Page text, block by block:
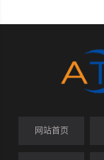
网站首页